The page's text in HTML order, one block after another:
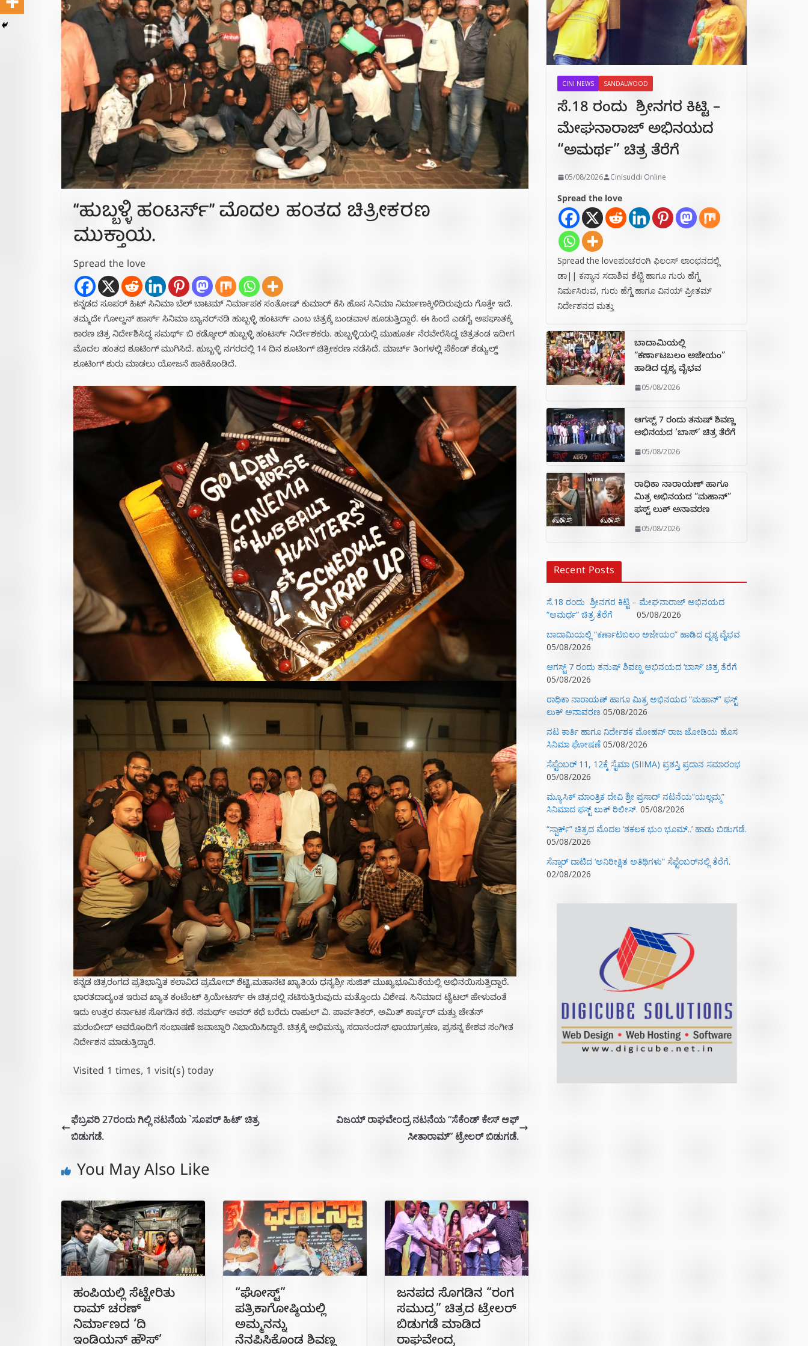
“ಹುಬ್ಬಳ್ಳಿ ಹಂಟರ್ಸ್” ಮೊದಲ ಹಂತದ ಚಿತ್ರೀಕರಣ
ಮುಕ್ತಾಯ.
Spread the love
ಕನ್ನಡದ ಸೂಪರ್ ಹಿಟ್ ಸಿನಿಮಾ ಬೆಲ್ ಬಾಟಮ್ ನಿರ್ಮಾಪಕ ಸಂತೋಷ್ ಕುಮಾರ್ ಕೆಸಿ ಹೊಸ ಸಿನಿಮಾ ನಿರ್ಮಾಣಕ್ಕಿಳಿದಿರುವುದು ಗೊತ್ತೇ ಇದೆ.
ತಮ್ಮದೇ ಗೋಲ್ಡನ್ ಹಾರ್ಸ್ ಸಿನಿಮಾ ಬ್ಯಾನರ್‌ನಡಿ‌ ಹುಬ್ಬಳ್ಳಿ ಹಂಟರ್ಸ್ ಎಂಬ ಚಿತ್ರಕ್ಕೆ ಬಂಡವಾಳ ಹೂಡುತ್ತಿದ್ದಾರೆ. ಈ ಹಿಂದೆ ಎಡಗೈ ಅಪಘಾತಕ್ಕೆ
ಕಾರಣ ಚಿತ್ರ ನಿರ್ದೇಶಿಸಿದ್ದ ಸಮರ್ಥ್ ಬಿ‌ ಕಡ್ಕೋಲ್ ಹುಬ್ಬಳ್ಳಿ ಹಂಟರ್ಸ್ ನಿರ್ದೇಶಕರು. ಹುಬ್ಬಳ್ಳಿಯಲ್ಲಿ ಮುಹೂರ್ತ ನೆರವೇರೆಸಿದ್ದ ಚಿತ್ರತಂಡ ಇದೀಗ
ಮೊದಲ ಹಂತದ ಶೂಟಿಂಗ್ ಮುಗಿಸಿದೆ. ಹುಬ್ಬಳ್ಳಿ ನಗರದಲ್ಲಿ 14 ದಿನ ಶೂಟಿಂಗ್ ಚಿತ್ರೀಕರಣ ನಡೆಸಿದೆ. ಮಾರ್ಚ್ ತಿಂಗಳಲ್ಲಿ ಸೆಕೆಂಡ್ ಶೆಡ್ಯುಲ್ಡ್
ಶೂಟಿಂಗ್ ಶುರು ಮಾಡಲು ಯೋಜನೆ ಹಾಕಿಕೊಂಡಿದೆ.
ಕನ್ನಡ ಚಿತ್ರರಂಗದ ಪ್ರತಿಭಾನ್ವಿತ ಕಲಾವಿದ ಪ್ರಮೋದ್ ಶೆಟ್ಟಿ,‌ಮಹಾನಟಿ‌ ಖ್ಯಾತಿಯ ಧನ್ಯಶ್ರೀ ಸುಜಿತ್ ಮುಖ್ಯಭೂಮಿಕೆಯಲ್ಲಿ ಅಭಿನಯಿಸುತ್ತಿದ್ದಾರೆ.
ಭಾರತದಾದ್ಯಂತ ಇರುವ ಖ್ಯಾತ ಕಂಟೆಂಟ್ ಕ್ರಿಯೇಟರ್ಸ್ ಈ ಚಿತ್ರದಲ್ಲಿ ನಟಿಸುತ್ತಿರುವುದು ಮತ್ತೊಂದು ವಿಶೇಷ. ಸಿನಿಮಾದ ಟೈಟಲ್ ಹೇಳುವಂತೆ
ಇದು ಉತ್ತರ ಕರ್ನಾಟಕ ಸೊಗಡಿನ ಕಥೆ. ಸಮರ್ಥ್ ಅವರ್ ಕಥೆ ಬರೆದು ರಾಹುಲ್ ವಿ. ಪಾರ್ವತಿಕರ್, ಅಮಿತ್ ಕಾರ್ವ್ಕರ್ ಮತ್ತು ಚೇತನ್
ಮರಂಬೀದ್ ಅವರೊಂದಿಗೆ ಸಂಭಾಷಣೆ ಜವಾಬ್ದಾರಿ ನಿಭಾಯಿಸಿದ್ದಾರೆ. ಚಿತ್ರಕ್ಕೆ ಅಭಿಮನ್ಯು ಸದಾನಂದನ್ ಛಾಯಾಗ್ರಹಣ, ಪ್ರಸನ್ನ ಕೇಶವ ಸಂಗೀತ
ನಿರ್ದೇಶನ ಮಾಡುತ್ತಿದ್ದಾರೆ.
Visited 1 times, 1 visit(s) today
ಫೆಬ್ರವರಿ 27ರಂದು ಗಿಲ್ಲಿ ನಟನೆಯ `ಸೂಪರ್ ಹಿಟ್’ ಚಿತ್ರ
ಬಿಡುಗಡೆ.
ವಿಜಯ್ ರಾಘವೇಂದ್ರ ನಟನೆಯ “ಸೆಕೆಂಡ್ ಕೇಸ್ ಆಫ್
ಸೀತಾರಾಮ್” ಟ್ರೇಲರ್ ಬಿಡುಗಡೆ.
You May Also Like
ಹಂಪಿಯಲ್ಲಿ ಸೆಟ್ಟೇರಿತು
ರಾಮ್ ಚರಣ್
ನಿರ್ಮಾಣದ ‘ದಿ
ಇಂಡಿಯನ್ ಹೌಸ್’
“ಘೋಸ್ಟ್”
ಪತ್ರಿಕಾಗೋಷ್ಠಿಯಲ್ಲಿ
ಅಮ್ಮನನ್ನು
ನೆನಪಿಸಿಕೊಂಡ ಶಿವಣ್ಣ
ಜನಪದ ಸೊಗಡಿನ “ರಂಗ
ಸಮುದ್ರ” ಚಿತ್ರದ ಟ್ರೇಲರ್
ಬಿಡುಗಡೆ ಮಾಡಿದ
ರಾಘವೇಂದ್ರ
CINI NEWS SANDALWOOD
ಸೆ.18 ರಂದು ಶ್ರೀನಗರ ಕಿಟ್ಟಿ –
ಮೇಘನಾರಾಜ್ ಅಭಿನಯದ
“ಅಮರ್ಥ” ಚಿತ್ರ ತೆರೆಗೆ
05/08/2026 Cinisuddi Online
Spread the love
Spread the loveಪಂಚರಂಗಿ ಫಿಲಂಸ್ ಲಾಂಛನದಲ್ಲಿ
ಡಾ|| ಕನ್ಯಾನ ಸದಾಶಿವ ಶೆಟ್ಟಿ ಹಾಗೂ ಗುರು ಹೆಗ್ಡೆ
ನಿರ್ಮಸಿರುವ, ಗುರು ಹೆಗ್ಡೆ ಹಾಗೂ ವಿನಯ್ ಪ್ರೀತಮ್
ನಿರ್ದೇಶನದ ಮತ್ತು
ಬಾದಾಮಿಯಲ್ಲಿ
“ಕರ್ಣಾಟಬಲಂ ಅಜೇಯಂ”
ಹಾಡಿದ ದೃಶ್ಯ ವೈಭವ
05/08/2026
ಆಗಸ್ಟ್ 7 ರಂದು ತನುಷ್ ಶಿವಣ್ಣ
ಅಭಿನಯದ ‘ಬಾಸ್’ ಚಿತ್ರ ತೆರೆಗೆ
05/08/2026
ರಾಧಿಕಾ ನಾರಾಯಣ್ ಹಾಗೂ
ಮಿತ್ರ ಅಭಿನಯದ “ಮಹಾನ್”
ಫಸ್ಟ್ ಲುಕ್ ಅನಾವರಣ
05/08/2026
Recent Posts
ಸೆ.18 ರಂದು ಶ್ರೀನಗರ ಕಿಟ್ಟಿ – ಮೇಘನಾರಾಜ್ ಅಭಿನಯದ
“ಅಮರ್ಥ” ಚಿತ್ರ ತೆರೆಗೆ
05/08/2026
ಬಾದಾಮಿಯಲ್ಲಿ “ಕರ್ಣಾಟಬಲಂ ಅಜೇಯಂ” ಹಾಡಿದ ದೃಶ್ಯ ವೈಭವ
05/08/2026
ಆಗಸ್ಟ್ 7 ರಂದು ತನುಷ್ ಶಿವಣ್ಣ ಅಭಿನಯದ ‘ಬಾಸ್’ ಚಿತ್ರ ತೆರೆಗೆ
05/08/2026
ರಾಧಿಕಾ ನಾರಾಯಣ್ ಹಾಗೂ ಮಿತ್ರ ಅಭಿನಯದ “ಮಹಾನ್” ಫಸ್ಟ್
ಲುಕ್ ಅನಾವರಣ 05/08/2026
ನಟ ಕಾರ್ತಿ ಹಾಗೂ ನಿರ್ದೇಶಕ ಮೋಹನ್ ರಾಜ ಜೋಡಿಯ ಹೊಸ
ಸಿನಿಮಾ ಘೋಷಣೆ 05/08/2026
ಸೆಪ್ಟೆಂಬರ್ 11, 12ಕ್ಕೆ ಸೈಮಾ (SIIMA) ಪ್ರಶಸ್ತಿ ಪ್ರದಾನ ಸಮಾರಂಭ
05/08/2026
ಮ್ಯೂಸಿಕ್‌ ಮಾಂತ್ರಿಕ ದೇವಿ ಶ್ರೀ ಪ್ರಸಾದ್ ನಟನೆಯ”ಯಲ್ಲಮ್ಮ”
ಸಿನಿಮಾದ ಫಸ್ಟ್‌ ಲುಕ್‌ ರಿಲೀಸ್. 05/08/2026
“ಸ್ಪಾರ್ಕ್” ಚಿತ್ರದ ಮೊದಲ‌ ‘ಶಕಲಕ ಭುಂ‌ ಭೂಮ್..’ ಹಾಡು ಬಿಡುಗಡೆ.
05/08/2026
ಸೆನ್ಸಾರ್ ದಾಟಿದ ‘ಅನಿರೀಕ್ಷಿತ ಅತಿಥಿಗಳು” ಸೆಪ್ಟೆಂಬರ್‌ನಲ್ಲಿ ತೆರೆಗೆ.
02/08/2026